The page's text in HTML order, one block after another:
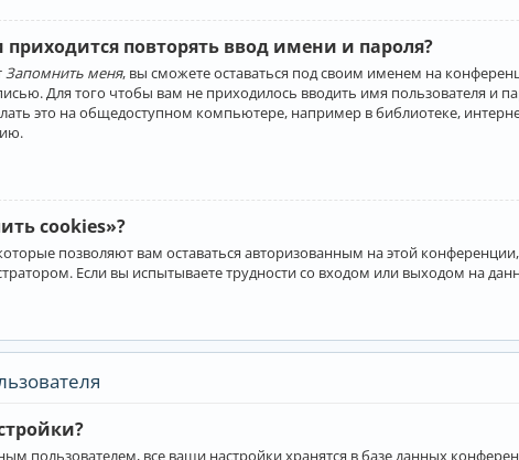
повторять ввод имени и пароля?
Запомнить меня, вы сможете оставаться под своим именем на
Для того чтобы вам не приходилось вводить имя пользователя и
это на общедоступном компьютере, например в библиотеке,
cookies»?
позволяют вам оставаться авторизованным на этой
Если вы испытываете трудности со входом или выходом на
пользователем, все ваши настройки хранятся в базе данных